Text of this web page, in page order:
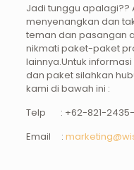
Jadi tunggu apalagi??
menyenangkan dan
teman dan pasangan
nikmati paket-paket
lainnya.Untuk
dan paket silahkan
kami di bawah ini :
Telp : +62-821-2435-
Email :